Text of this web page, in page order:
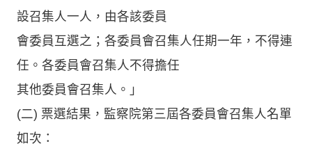
設召集人一人，由各該委員
會委員互選之；各委員會召集人任期一年，不得連
任。各委員會召集人不得擔任
其他委員會召集人。」
(二) 票選結果，監察院第三屆各委員會召集人名單
如次：